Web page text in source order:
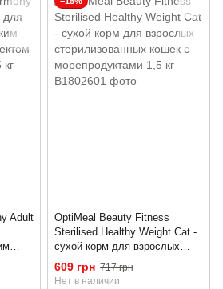
Adult
с
OptiMeal Beauty Fitness
Sterilised Healthy Weight Cat -
сухой корм для взрослых
стерилизованных кошек с
морепродуктами 1,5 кг
609 грн 717 грн
Нет в наличии